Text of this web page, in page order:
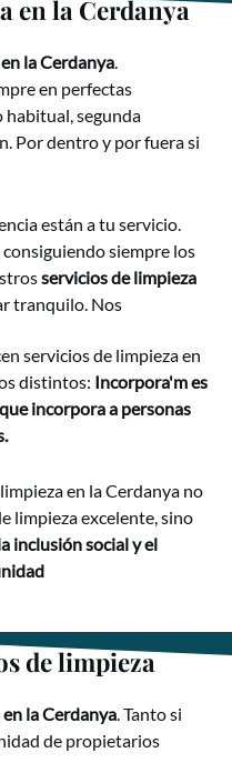
en la Cerdanya
la Cerdanya.
en perfectas
segunda
Por dentro y por fuera si
están a tu servicio.
siempre los
servicios de limpieza
tranquilo. Nos
servicios de limpieza en
distintos: Incorpora'm es
incorpora a personas
en la Cerdanya no
limpieza excelente, sino
inclusión social y el
de limpieza
la Cerdanya . Tanto si
de propietarios